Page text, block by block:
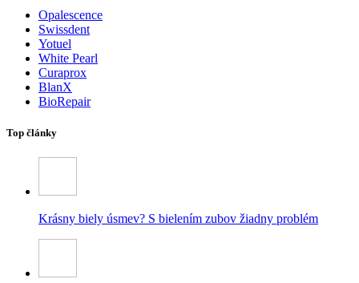
Opalescence
Swissdent
Yotuel
White Pearl
Curaprox
BlanX
BioRepair
Top články
Krásny biely úsmev? S bielením zubov žiadny problém